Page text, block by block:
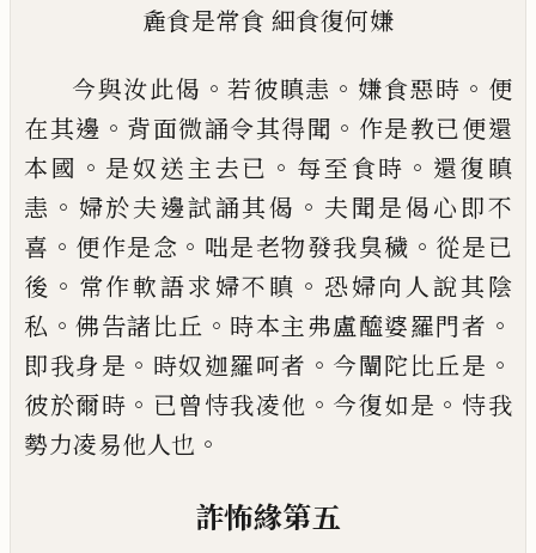
麁食是常食 細食復何嫌
今與汝此偈 。若彼瞋恚 。 嫌食惡時 。 便
在其邊 。 背面微誦令其得聞 。 作是教已便還
本國 。 是奴送主去已 。 每至食時 。 還復瞋
恚 。 婦於夫邊試誦其偈 。 夫聞是偈心即不
喜 。 便作是念 。 咄是老物發我臭穢 。 從是已
後 。 常作軟語求婦不瞋 。 恐婦向人說其陰
私 。佛告諸比丘 。 時本主弗盧醯婆羅門者 。
即我身是 。 時奴迦羅呵者 。 今闡陀比丘是 。
彼於爾時 。 已曾恃我凌他 。 今復如是 。 恃我
勢力凌易他人也 。
詐怖緣第五